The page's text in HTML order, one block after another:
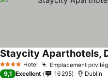
4 Étoiles Hotel Emplacement
Staycity Aparthotels,
9,1 Excellent 16 295 Dublin